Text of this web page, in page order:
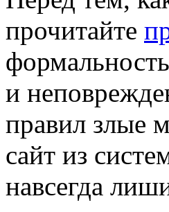
прочитайте
и
правил злые
сайт из
навсегда